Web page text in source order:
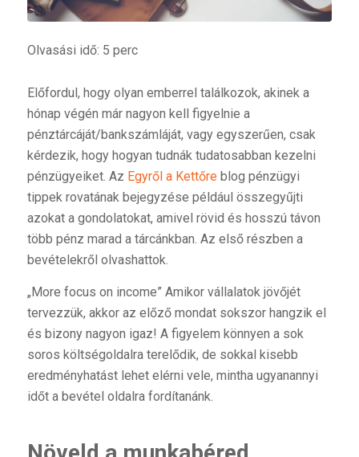
Olvasási idő: 5 perc
Előfordul, hogy olyan emberrel találkozok, akinek a
hónap végén már nagyon kell figyelnie a
pénztárcáját/bankszámláját, vagy egyszerűen, csak
kérdezik, hogy hogyan tudnák tudatosabban kezelni
pénzügyeiket. Az Egyről a Kettőreblog pénzügyi
tippek rovatának bejegyzése például összegyűjti
azokat a gondolatokat, amivel rövid és hosszú távon
több pénz marad a tárcánkban. Az első részben a
bevételekről olvashattok.
„More focus on income” Amikor vállalatok jövőjét
tervezzük, akkor az előző mondat sokszor hangzik el
és bizony nagyon igaz! A figyelem könnyen a sok
soros költségoldalra terelődik, de sokkal kisebb
eredményhatást lehet elérni vele, mintha ugyanannyi
időt a bevétel oldalra fordítanánk.